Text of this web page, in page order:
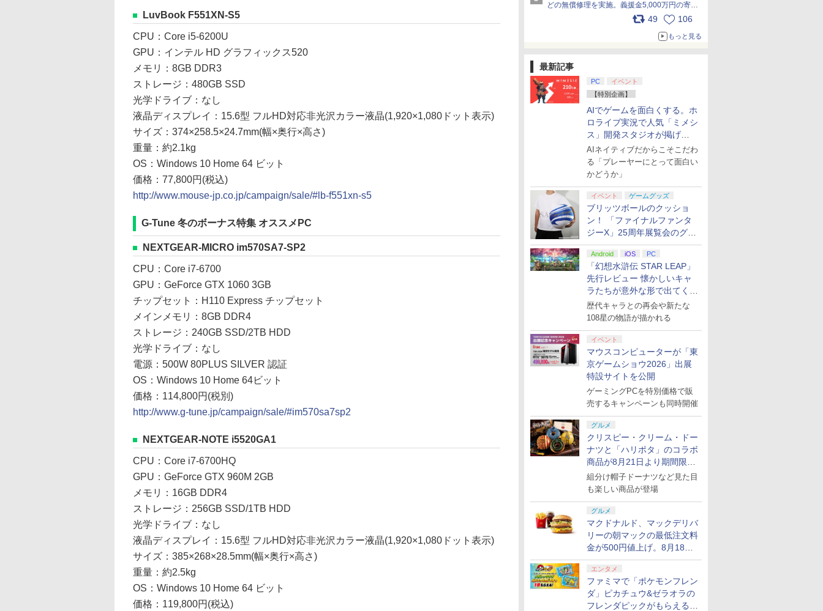
どの無償修理を実施。義援金5,000万円の寄付
も発表 pic.x.com/BAYsMfUfUC
49 106
もっと見る
最新記事
PC
イベント
【特別企画】
AIでゲームを面白くする。ホ
ロライブ実況で人気「ミメシ
ス」開発スタジオが掲げ
る“AI活用の信念”とは？【講
演レポート】
AIネイティブだからこそこだわ
る「プレーヤーにとって面白い
かどうか」
イベント ゲームグッズ
ブリッツボールのクッショ
ン！ 「ファイナルファンタ
ジーX」25周年展覧会のグッ
ズ情報が公開
Android iOS PC
「幻想水滸伝 STAR LEAP」
先行レビュー 懐かしいキャ
ラたちが意外な形で出てくる
シリーズ完全新作！
歴代キャラとの再会や新たな
108星の物語が描かれる
イベント
マウスコンピューターが「東
京ゲームショウ2026」出展
特設サイトを公開
ゲーミングPCを特別価格で販
売するキャンペーンも同時開催
グルメ
クリスピー・クリーム・ドー
ナツと「ハリポタ」のコラボ
商品が8月21日より期間限定
で発売
組分け帽子ドーナツなど見た目
も楽しい商品が登場
グルメ
マクドナルド、マックデリバ
リーの朝マックの最低注文料
金が500円値上げ。8月18日
より1,500円から受付
エンタメ
ファミマで「ポケモンフレン
ダ」ピカチュウ&ゼラオラの
フレンダピックがもらえるキ
LuvBook F551XN-S5
CPU：Core i5-6200U
GPU：インテル HD グラフィックス520
メモリ：8GB DDR3
ストレージ：480GB SSD
光学ドライブ：なし
液晶ディスプレイ：15.6型 フルHD対応非光沢カラー液晶(1,920×1,080ドット表示)
サイズ：374×258.5×24.7mm(幅×奥行×高さ)
重量：約2.1kg
OS：Windows 10 Home 64 ビット
価格：77,800円(税込)
http://www.mouse-jp.co.jp/campaign/sale/#lb-f551xn-s5
G-Tune 冬のボーナス特集 オススメPC
NEXTGEAR-MICRO im570SA7-SP2
CPU：Core i7-6700
GPU：GeForce GTX 1060 3GB
チップセット：H110 Express チップセット
メインメモリ：8GB DDR4
ストレージ：240GB SSD/2TB HDD
光学ドライブ：なし
電源：500W 80PLUS SILVER 認証
OS：Windows 10 Home 64ビット
価格：114,800円(税別)
http://www.g-tune.jp/campaign/sale/#im570sa7sp2
NEXTGEAR-NOTE i5520GA1
CPU：Core i7-6700HQ
GPU：GeForce GTX 960M 2GB
メモリ：16GB DDR4
ストレージ：256GB SSD/1TB HDD
光学ドライブ：なし
液晶ディスプレイ：15.6型 フルHD対応非光沢カラー液晶(1,920×1,080ドット表示)
サイズ：385×268×28.5mm(幅×奥行×高さ)
重量：約2.5kg
OS：Windows 10 Home 64 ビット
価格：119,800円(税込)